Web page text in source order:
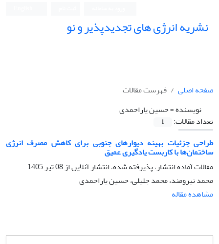
نشریه انرژی های تجدیدپذیر و نو
صفحه اصلی
فهرست مقالات
نویسنده =حسین یاراحمدی
تعداد مقالات:
1
طراحی جزئیات بهینه دیوارهای جنوبی برای کاهش مصرف انرژی
ساختمان‌ها با کاربست یادگیری عمیق
مقالات آماده انتشار، پذیرفته شده، انتشار آنلاین از08 تیر 1405
محمد نیرومند، محمد جلیلی، حسین یاراحمدی
مشاهده مقاله